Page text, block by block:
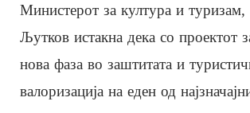
Министерот за култура и туризам,
Љутков истакна дека со проектот
нова фаза во заштитата и
валоризација на еден од